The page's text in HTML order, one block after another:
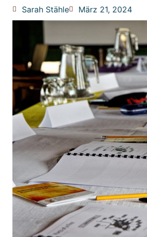
Sarah Stähle März 21, 2024